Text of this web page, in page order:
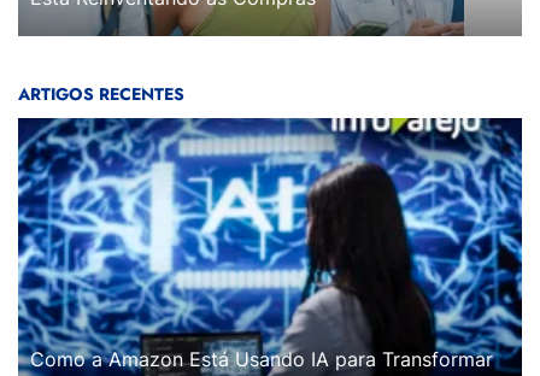
ARTIGOS RECENTES
Como a Amazon Está Usando IA para Transformar